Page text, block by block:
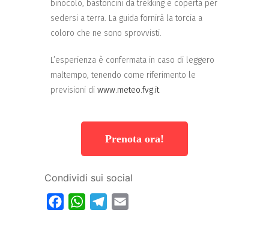
binocolo, bastoncini da trekking e coperta per
sedersi a terra. La guida fornirà la torcia a
coloro che ne sono sprovvisti.
L’esperienza è confermata in caso di leggero
maltempo, tenendo come riferimento le
previsioni di www.meteo.fvg.it
Prenota ora!
Condividi sui social
FacebookWhatsAppTelegram